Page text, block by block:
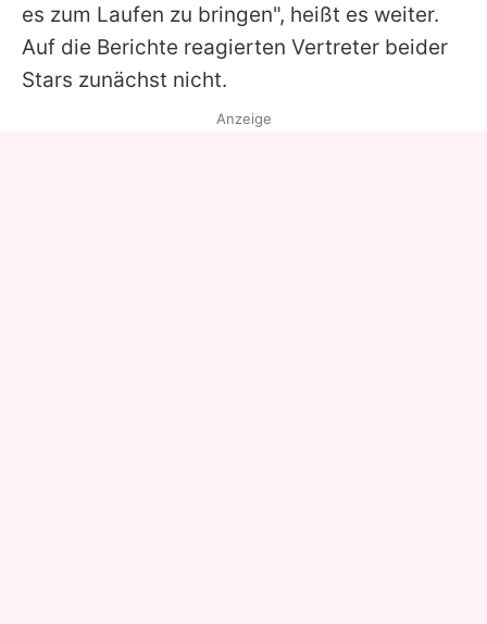
es zum Laufen zu bringen", heißt es weiter.
Auf die Berichte reagierten Vertreter beider
Stars zunächst nicht.
Anzeige